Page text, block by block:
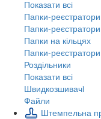
Показати всі
Папки-
Папки-
Папки на кільцях
Папки-реєстратори
Роздільники
Показати всі
Швидкозшивачi
Файли
Штемпельна